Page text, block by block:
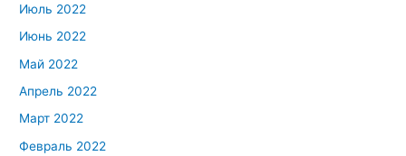
Июль 2022
Июнь 2022
Май 2022
Апрель 2022
Март 2022
Февраль 2022